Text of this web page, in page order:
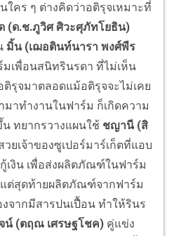
คร ๆ ต่างคิดว่าอติรุจเหมาะที่
(ด.ช.ภูวิศ ศิวะศุภัทโยธิน)
มิ้น (เฌอตินท์นารา พงศ์พีร
เพื่อนสนิทรินรดา ที่ไม่เห็น
ติรุจมาตลอดแม้อติรุจจะไม่เคย
มาทำงานในฟาร์ม ก็เกิดความ
ทยากรวางแผนใช้ ชญานี (สิ
วยเจ้าของซูเปอร์มาร์เก็ตที่แอบ
เงิน เพื่อส่งผลิตภัณฑ์ในฟาร์ม
แต่สุดท้ายผลิตภัณฑ์จากฟาร์ม
จากมีสารปนเปื้อน ทำให้รินร
น์ (ตฤณ เศรษฐโชค) คู่แข่ง